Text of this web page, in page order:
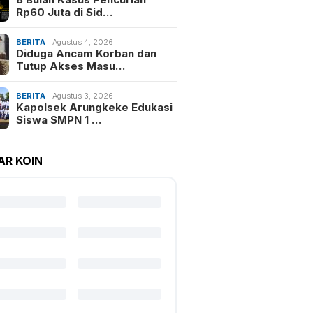
Rp60 Juta di Sid…
BERITA Agustus 4, 2026
Diduga Ancam Korban dan
Tutup Akses Masu…
BERITA Agustus 3, 2026
Kapolsek Arungkeke Edukasi
Siswa SMPN 1 …
KOIN